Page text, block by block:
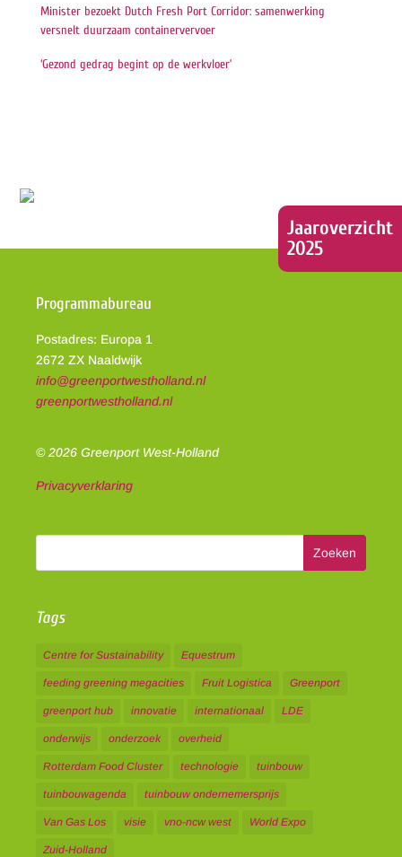
Jaaroverzicht
2025
Minister bezoekt Dutch Fresh Port Corridor: samenwerking
versnelt duurzaam containervervoer
‘Gezond gedrag begint op de werkvloer’
Programmabureau
Postadres: Europa 1
2672 ZX Naaldwijk
info@greenportwestholland.nl
greenportwestholland.nl
© 2026 Greenport West-Holland
Privacyverklaring
Tags
Centre for Sustainability Equestrum
feeding greening megacities Fruit Logistica Greenport
greenport hub innovatie internationaal LDE
onderwijs onderzoek overheid
Rotterdam Food Cluster technologie tuinbouw
tuinbouwagenda tuinbouw ondernemersprijs
Van Gas Los visie vno-ncw west World Expo
Zuid-Holland